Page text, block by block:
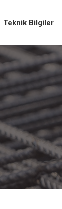
Teknik Bilgiler